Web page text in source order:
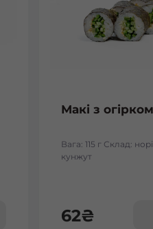
Макі з огірком
Вага: 115 г Склад:
кунжут
62₴